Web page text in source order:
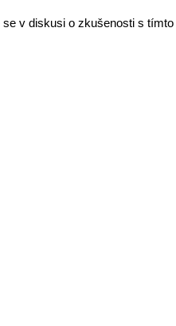
se v diskusi o zkušenosti s